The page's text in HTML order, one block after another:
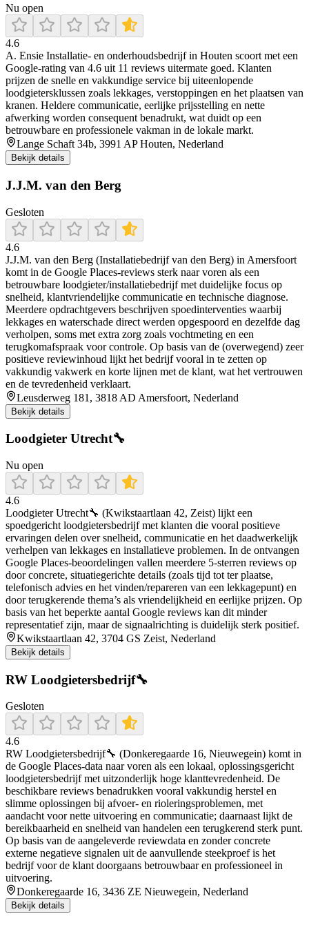
Nu open
4.6
A. Ensie Installatie- en onderhoudsbedrijf in Houten scoort met een
Google-rating van 4.6 uit 11 reviews uitermate goed. Klanten
prijzen de snelle en vakkundige service bij uiteenlopende
loodgietersklussen zoals lekkages, verstoppingen en het plaatsen van
kranen. Heldere communicatie, eerlijke prijsstelling en nette
afwerking worden consequent benadrukt, wat duidt op een
betrouwbare en professionele vakman in de lokale markt.
Lange Schaft 34b, 3991 AP Houten, Nederland
Bekijk details
J.J.M. van den Berg
Gesloten
4.6
J.J.M. van den Berg (Installatiebedrijf van den Berg) in Amersfoort
komt in de Google Places-reviews sterk naar voren als een
betrouwbare loodgieter/installatiebedrijf met duidelijke focus op
snelheid, klantvriendelijke communicatie en technische diagnose.
Meerdere opdrachtgevers beschrijven spoedinterventies waarbij
lekkages en waterschade direct werden opgespoord en dezelfde dag
verholpen, soms met extra zorg zoals vochtmeting en een
terugkomafspraak voor controle. Op basis van de (overwegend) zeer
positieve reviewinhoud lijkt het bedrijf vooral in te zetten op
vakkundig vakwerk en korte lijnen met de klant, wat het vertrouwen
en de tevredenheid verklaart.
Leusderweg 181, 3818 AD Amersfoort, Nederland
Bekijk details
Loodgieter Utrecht🔧
Nu open
4.6
Loodgieter Utrecht🔧 (Kwikstaartlaan 42, Zeist) lijkt een
spoedgericht loodgietersbedrijf met klanten die vooral positieve
ervaringen delen over snelheid, communicatie en het daadwerkelijk
verhelpen van lekkages en installatieve problemen. In de ontvangen
Google Places-beoordelingen vallen meerdere 5-sterren reviews op
door concrete, situatiegerichte details (zoals tijd tot ter plaatse,
telefonisch advies en het vinden/repareren van een lekkagepunt) en
door terugkerende thema’s als vriendelijkheid en eerlijke prijzen. Op
basis van het beperkte aantal Google reviews kan dit minder
representatief zijn, maar de signaalrichting is duidelijk sterk positief.
Kwikstaartlaan 42, 3704 GS Zeist, Nederland
Bekijk details
RW Loodgietersbedrijf🔧
Gesloten
4.6
RW Loodgietersbedrijf🔧 (Donkeregaarde 16, Nieuwegein) komt in
de Google Places-data naar voren als een lokaal, oplossingsgericht
loodgietersbedrijf met uitzonderlijk hoge klanttevredenheid. De
beschikbare reviews benadrukken vooral vakkundig herstel en
slimme oplossingen bij afvoer- en rioleringsproblemen, met
aandacht voor nette uitvoering en communicatie; daarnaast lijkt de
bereikbaarheid en snelheid van handelen een terugkerend sterk punt.
Op basis van de aangeleverde reviewdata en zonder concrete
externe negatieve signalen uit de aanvullende steekproef is het
bedrijf voor de klant doorgaans betrouwbaar en professioneel in
uitvoering.
Donkeregaarde 16, 3436 ZE Nieuwegein, Nederland
Bekijk details